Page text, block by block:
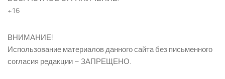
+16
ВНИМАНИЕ!
Использование материалов данного сайта без письменного
согласия редакции – ЗАПРЕЩЕНО.